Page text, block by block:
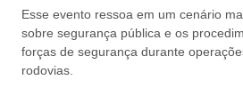
Esse evento ressoa em um cenário
sobre segurança pública e os
forças de segurança durante
rodovias.